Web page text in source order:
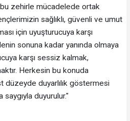
zehirle mücadelede ortak
sağlıklı, güvenli ve umut
için uyuşturucuya karşı
sonuna kadar yanında olmaya
karşı sessiz kalmak,
Herkesin bu konuda
düzeyde duyarlılık göstermesi
duyurulur."